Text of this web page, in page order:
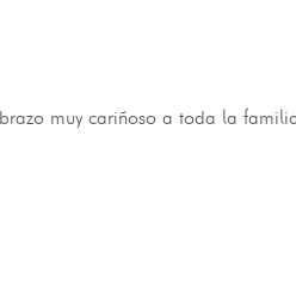
muy cariñoso a toda la